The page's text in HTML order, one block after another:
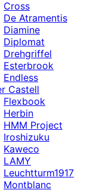
Cross
De Atramentis
Diamine
Diplomat
Drehgriffel
Esterbrook
Endless
Castell
Flexbook
Herbin
HMM Project
Iroshizuku
Kaweco
LAMY
Leuchtturm1917
Montblanc